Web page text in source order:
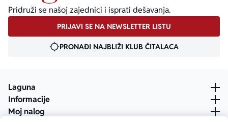
Pridruži se našoj zajednici i isprati dešavanja.
PRIJAVI SE NA NEWSLETTER LISTU
PRONAĐI NAJBLIŽI KLUB ČITALACA
Laguna
Informacije
Moj nalog